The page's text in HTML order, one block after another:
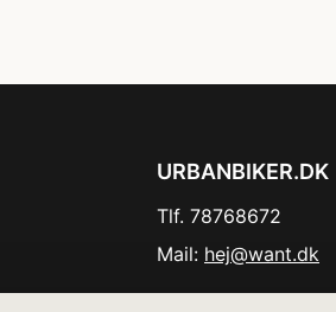
URBANBIKER.DK
Tlf. 78768672
Mail: hej@want.dk